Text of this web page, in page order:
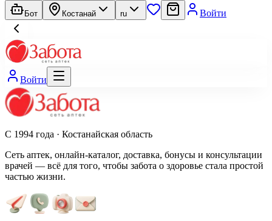
Бот Костанай ru Войти
Войти
С 1994 года · Костанайская область
Сеть аптек, онлайн-каталог, доставка, бонусы и консультации
врачей — всё для того, чтобы забота о здоровье стала простой
частью жизни.